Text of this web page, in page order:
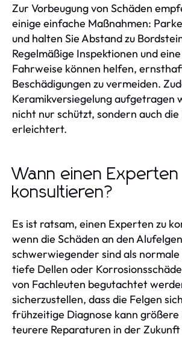
Zur Vorbeugung von Schäden
einige einfache Maßnahmen:
und halten Sie Abstand zu
Regelmäßige Inspektionen und
Fahrweise können helfen,
Beschädigungen zu vermeiden.
Keramikversiegelung aufgetragen
nicht nur schützt, sondern auch die
erleichtert.
Wann einen Experten
konsultieren?
Es ist ratsam, einen Experten zu
wenn die Schäden an den Alufelgen
schwerwiegender sind als normale
tiefe Dellen oder
von Fachleuten begutachtet
sicherzustellen, dass die Felgen
frühzeitige Diagnose kann größere
teurere Reparaturen in der